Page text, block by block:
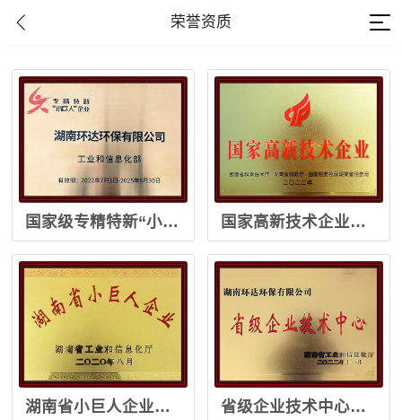
荣誉资质
国家级专精特新“小巨人”企业（2022-2025年） 国家高新技术企业（2022年）
湖南省小巨人企业（2020年） 省级企业技术中心（2022年）